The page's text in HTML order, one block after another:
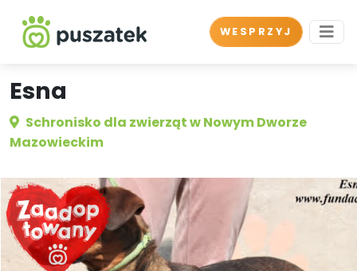
WESPRZYJ
Esna
Schronisko dla zwierząt w Nowym Dworze
Mazowieckim